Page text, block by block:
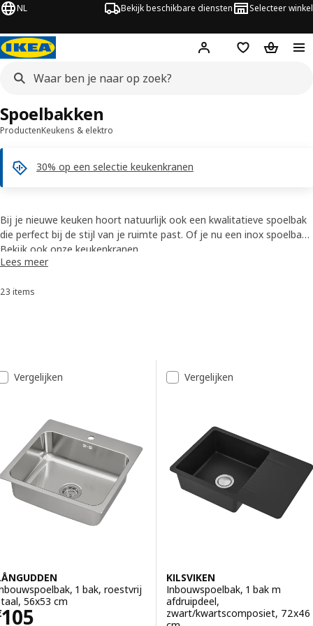
NL Bekijk beschikbare diensten Selecteer winkel
Hej! Log inVerlanglijstje
ProductenKeukens & elektro
30% op een selectie keukenkranen
Spoelbakken
Bij je nieuwe keuken hoort natuurlijk ook een kwalitatieve spoelbak
die perfect bij de stijl van je ruimte past. Of je nu een inox spoelbak,
een zwarte wasbak, een enkele of een dubbele spoelbak zoekt: bij
IKEA vind je een breed aanbod gootstenen voor je keuken in allerlei
accessoires voor spoelbakken
Bekijk ook onze keukenkranen
Lees meer
Sorteren en filteren
23 items
Resultatenlijst
Vergelijken
1 bak, roestvrij
56x53 cm
105€ 105
Vergelijken
KILSVIKEN
Inbouwspoelbak, 1 bak m
afdruipdeel,
zwart/kwartscomposiet, 72x46